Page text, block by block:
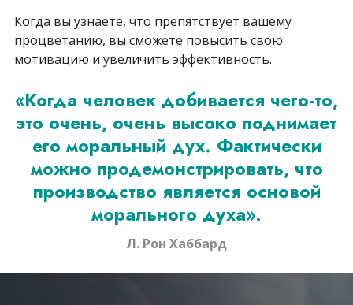
Когда вы узнаете, что препятствует вашему
процветанию, вы сможете повысить свою
мотивацию и увеличить эффективность.
«Когда человек добивается чего-то,
это очень, очень высоко поднимает
его моральный дух. Фактически
можно продемонстрировать, что
производство является основой
морального духа».
Л. Рон Хаббард